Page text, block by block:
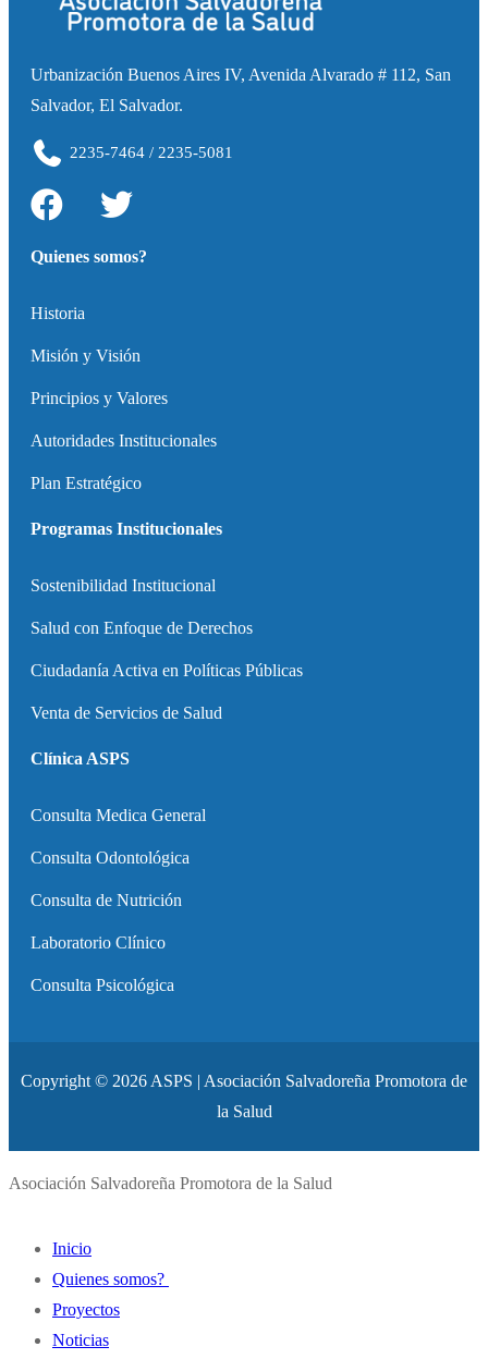
Urbanización Buenos Aires IV, Avenida Alvarado # 112, San
Salvador, El Salvador.
2235-7464 / 2235-5081
Quienes somos?
Historia
Misión y Visión
Principios y Valores
Autoridades Institucionales
Plan Estratégico
Programas Institucionales
Sostenibilidad Institucional
Salud con Enfoque de Derechos
Ciudadanía Activa en Políticas Públicas
Venta de Servicios de Salud
Clínica ASPS
Consulta Medica General
Consulta Odontológica
Consulta de Nutrición
Laboratorio Clínico
Consulta Psicológica
Copyright © 2026 ASPS | Asociación Salvadoreña Promotora de
la Salud
Asociación Salvadoreña Promotora de la Salud
Inicio
Quienes somos?
Historia
Misión y Visión
Proyectos
Noticias